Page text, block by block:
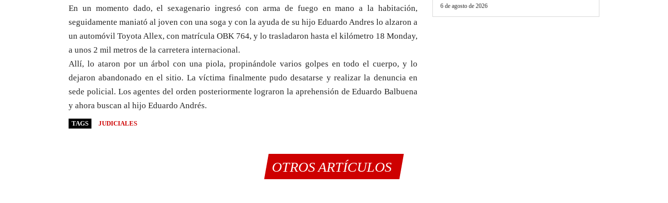
En un momento dado, el sexagenario ingresó con arma de fuego en mano a la habitación,
seguidamente maniató al joven con una soga y con la ayuda de su hijo Eduardo Andres lo alzaron a
un automóvil Toyota Allex, con matrícula OBK 764, y lo trasladaron hasta el kilómetro 18 Monday,
a unos 2 mil metros de la carretera internacional.
Allí, lo ataron por un árbol con una piola, propinándole varios golpes en todo el cuerpo, y lo
dejaron abandonado en el sitio. La víctima finalmente pudo desatarse y realizar la denuncia en
sede policial. Los agentes del orden posteriormente lograron la aprehensión de Eduardo Balbuena
y ahora buscan al hijo Eduardo Andrés.
TAGS JUDICIALES
6 de agosto de 2026
OTROS ARTÍCULOS